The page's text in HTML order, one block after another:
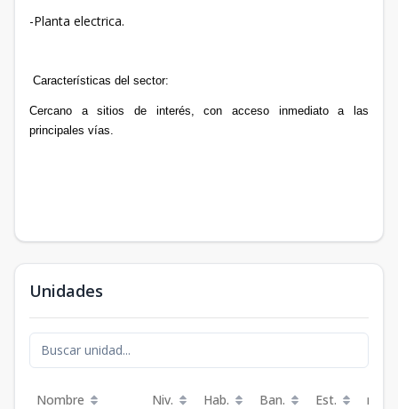
-Planta electrica.
Características del sector:
Cercano a sitios de interés, con acceso inmediato a las
principales vías.
Unidades
Nombre Niv. Hab. Ban. Est. m²